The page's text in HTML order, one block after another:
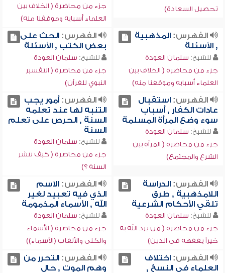
تحصيل السعادة)
جزء من محاضرة ( الخلاف بين
العلماء أسبابه وموقفنا منه)
الفهرس:المذهبية
, الأسئلة
للشيخ: سلمان العودة
جزء من محاضرة ( الخلاف بين
العلماء أسبابه وموقفنا منه)
الفهرس:الحث على
بعض الكتب , الأسئلة
للشيخ: سلمان العودة
جزء من محاضرة ( التفسير
النبوي للقرآن)
الفهرس:استقبال
عادات الكفار , أسباب
سوء وضع المرأة المسلمة
للشيخ: سلمان العودة
جزء من محاضرة ( المرأة بين
الشرع والمجتمع)
الفهرس:أمور يجب
التنبه لها عند تعلمه
السنة , الحرص على تعلم
السنة
للشيخ: سلمان العودة
جزء من محاضرة ( كيف ننشر
السنة ؟)
الفهرس:الدراسة
اللامذهبية , طرق
تلقي الأحكام الشرعية
للشيخ: سلمان العودة
جزء من محاضرة ( من يرد الله به
خيراً يفقهه في الدين)
الفهرس:الاسم
الذي فيه تعبيد لغير
الله , الأسماء المذمومة
للشيخ: سلمان العودة
جزء من محاضرة ( الأسماء
والكنى والألقاب (الأسماء))
الفهرس:اختلاف
العلماء في النسخ ,
الفهرس:التحرر من
وهم الموت , حال